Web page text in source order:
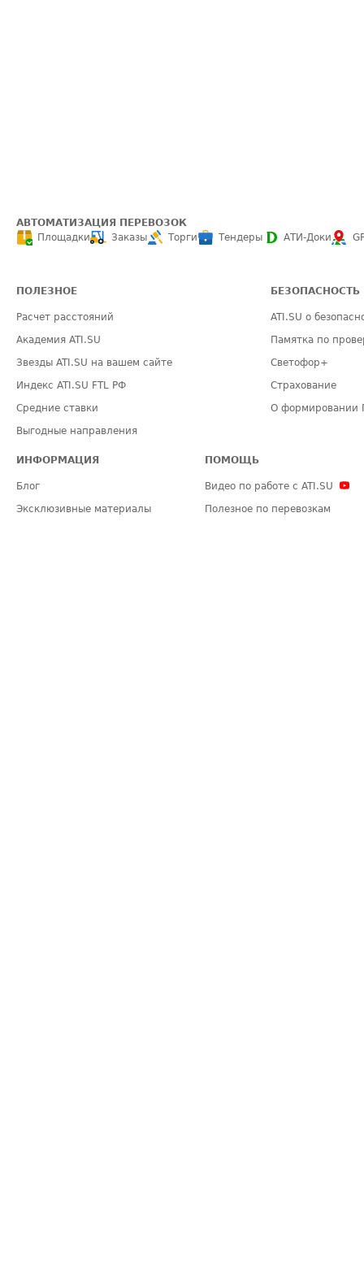
АВТОМАТИЗАЦИЯ ПЕРЕВОЗОК
Площадки
Заказы Торги Тендеры АТИ-Доки
ПОЛЕЗНОЕ
Расчет расстояний
Академия ATI.SU
Звезды ATI.SU на вашем сайте
Индекс ATI.SU FTL РФ
Средние ставки
Выгодные направления
БЕЗОПАСНОСТЬ
ATI.SU о
Памятка по
Светофор+
Страхование
О формировании
ИНФОРМАЦИЯ
Блог
Эксклюзивные материалы
ПОМОЩЬ
Видео по работе с ATI.SU
Полезное по перевозкам